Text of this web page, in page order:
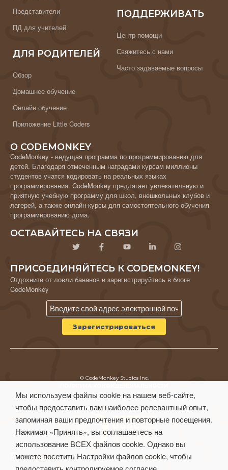
Представители
ПД для учителей
ДЛЯ РОДИТЕЛЕЙ
Обзор
Домашнее обучение
Онлайн обучение
Приложение Little Coders
ПОДДЕРЖИВАТЬ
Центр помощи
Свяжитесь с нами
Часто задаваемые вопросы
О CODEMONKEY
CodeMonkey - ведущая программа по программированию для
детей. Благодаря отмеченным наградами курсам миллионы
студентов учатся кодировать на реальных языках
программирования. CodeMonkey предлагает увлекательную и
приятную учебную программу для школ, внешкольных клубов и
лагерей, а также онлайн-курсы для самостоятельного обучения
программированию дома.
ОСТАВАЙТЕСЬ НА СВЯЗИ
ПРИСОЕДИНЯЙТЕСЬ К CODEMONKEY!
Отдохните от ловли бананов и зарегистрируйтесь в блоге
CodeMonkey
© CodeMonkey Studios Inc.
Условия использования
Мы используем файлы cookie на нашем веб-сайте,
чтобы предоставить вам наиболее релевантный опыт,
запоминая ваши предпочтения и повторные посещения.
Нажимая «Принять», вы соглашаетесь на
использование ВСЕХ файлов cookie. Однако вы
можете посетить Настройки файлов cookie, чтобы